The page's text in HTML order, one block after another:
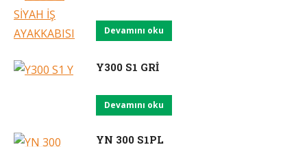
Devamını oku
Y300 S1 GRİ
Devamını oku
YN 300 S1PL